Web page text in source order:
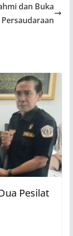
dan Buka
Pesilat